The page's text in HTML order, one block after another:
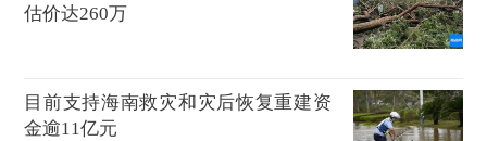
估价达260万
目前支持海南救灾和灾后恢复重建资
金逾11亿元